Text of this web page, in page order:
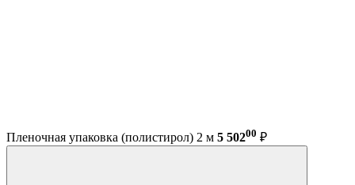
Пленочная упаковка (полистирол) 2 м 5 50200 ₽